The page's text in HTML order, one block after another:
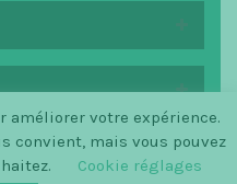
améliorer votre expérience.
convient, mais vous pouvez
Cookie réglages